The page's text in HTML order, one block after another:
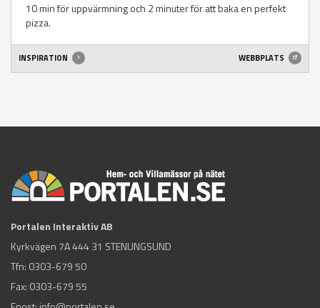
10 min för uppvärmning och 2 minuter för att baka en perfekt
pizza.
INSPIRATION WEBBPLATS
Portalen Interaktiv AB
Kyrkvägen 7A 444 31 STENUNGSUND
Tfn: 0303-679 50
Fax: 0303-679 55